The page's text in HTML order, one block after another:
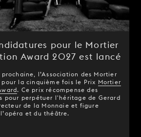
pour le Mortier
Award 2027 est lancé
prochaine, l’Association des Mortier
pour la cinquième fois le Prix Mortier
. Ce prix récompense des
pour perpétuer l'héritage de Gerard
de la Monnaie et figure
et du théâtre.